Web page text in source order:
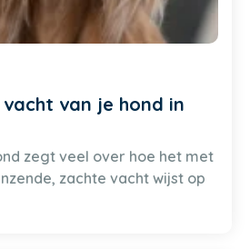
van je hond in
zegt veel over hoe het met
zachte vacht wijst op